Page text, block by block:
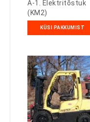
A-1. Elektritõstuk
(KM2)
KÜSI PAKKUMIST